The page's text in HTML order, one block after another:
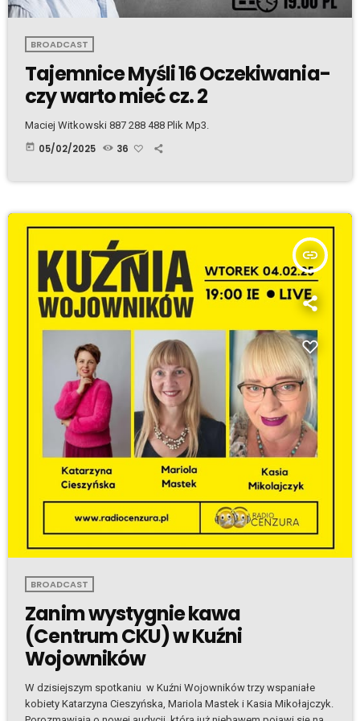
BROADCAST
Tajemnice Myśli 16 Oczekiwania-
czy warto mieć cz. 2
Maciej Witkowski 887 288 488 Plik Mp3.
today 05/02/2025 36
insert_link
BROADCAST
Zanim wystygnie kawa
(Centrum CKU) w Kuźni
Wojowników
W dzisiejszym spotkaniu w Kuźni Wojowników trzy wspaniałe
kobiety Katarzyna Cieszyńska, Mariola Mastek i Kasia Mikołajczyk.